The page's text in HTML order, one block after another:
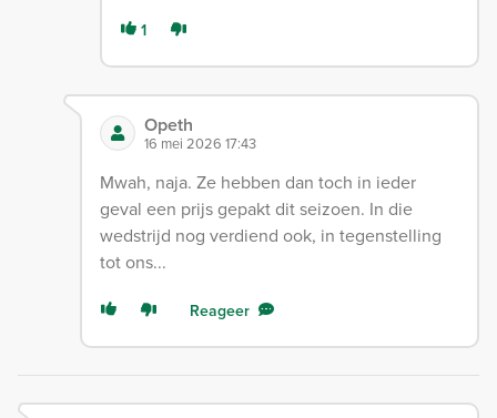
1
Opeth
16 mei 2026 17:43
Mwah, naja. Ze hebben dan toch in ieder
geval een prijs gepakt dit seizoen. In die
wedstrijd nog verdiend ook, in tegenstelling
tot ons...
Reageer